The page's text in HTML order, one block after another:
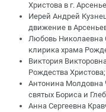
Христова в г.
Иерей Андрей
движение в
Любовь Николаевна
клирика храма
Виктория
Рождества Христова;
Антонина Молдовна
святых Бориса и
Анна Сергеевна